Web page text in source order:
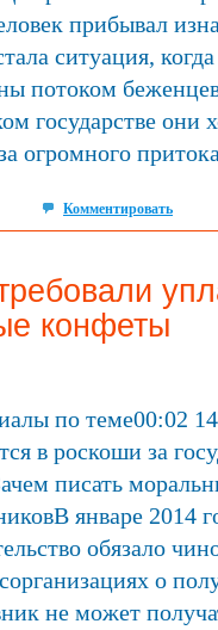
прибывал
ситуация,
потоком
государстве они
огромного
Комментировать
конфеты
по теме00:02
в роскоши за
писать
январе 2014
обязало
о
не может